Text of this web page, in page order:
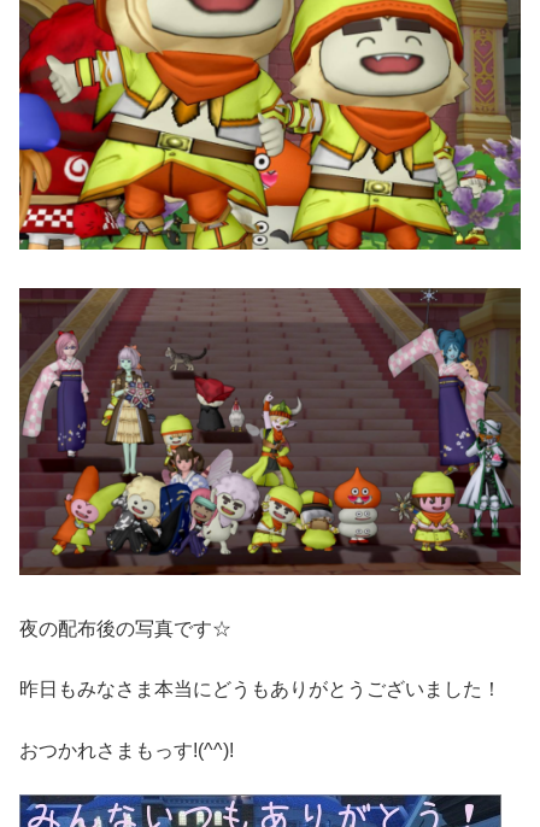
夜の配布後の写真です☆
昨日もみなさま本当にどうもありがとうございました！
おつかれさまもっす!(^^)!